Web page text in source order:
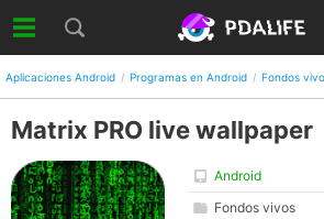
Aplicaciones Android Programas en Android Fondos
Matrix PRO live wallpaper
Android
Fondos vivos